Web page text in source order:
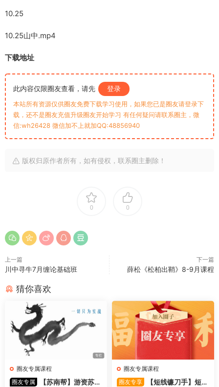
10.25
10.25山中.mp4
下载地址
此内容仅限圈友查看，请先 登录
本站所有资源仅供圈友免费下载学习使用，如果您已是圈友请登录下
载，还不是圈友充值升级圈友开始学习 有任何疑问请联系圈主，微
信:wh26428 微信加不上就加QQ:48856940
版权归原作者所有，如有侵权，联系圈主删除！
0 0
上一篇
川中寻牛7月缠论基础班
下一篇
薛松《松柏出鞘》8-9月课程
猜你喜欢
圈友专属课程
圈友专属
【苏南帮】游资苏南
圈友专属课程
圈友专享
【短线镰刀手】短线